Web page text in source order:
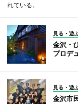
れている。
見る・遊
金沢・
プロデ
見る・遊
金沢市